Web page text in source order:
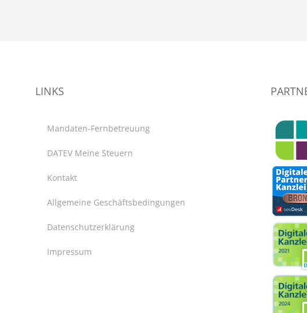
LINKS
Mandaten-Fernbetreuung
DATEV Meine Steuern
Kontakt
Allgemeine Geschäftsbedingungen
Datenschutzerklärung
Impressum